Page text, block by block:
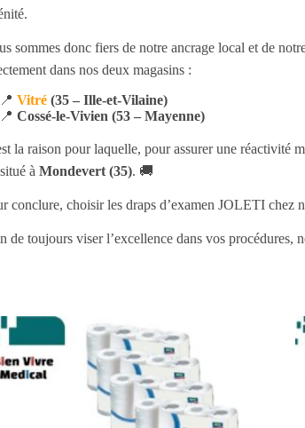
sommes donc fiers de notre ancrage local et de
dans nos deux magasins :
📍 Vitré (35 – Ille-et-Vilaine)
📍 Cossé-le-Vivien (53 – Mayenne)
la raison pour laquelle, pour assurer une réactivité
à Mondevert (35). 🚚
conclure, choisir les draps d’examen JOLETI chez
de toujours viser l’excellence dans vos procédures,